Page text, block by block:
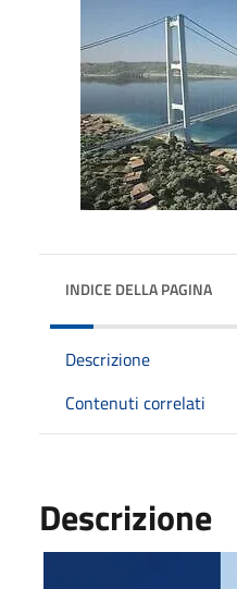
INDICE DELLA PAGINA
Descrizione
Contenuti correlati
Descrizione